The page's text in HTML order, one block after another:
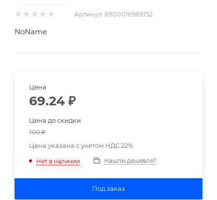
Артикул: 6900016969152
NoName
Цена
69.24 ₽
Цена до скидки
100₽
Цена указана с учетом НДС 22%
Нет в наличии Нашли дешевле?
Под заказ